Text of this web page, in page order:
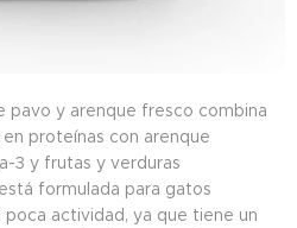
pavo y arenque fresco combina
proteínas con arenque
3 y frutas y verduras
formulada para gatos
actividad, ya que tiene un